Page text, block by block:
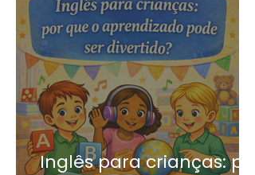
Inglês para crianças: por